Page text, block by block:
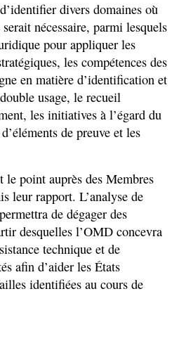
divers domaines où
nécessaire, parmi lesquels
pour appliquer les
les compétences des
en matière d’identification et
usage, le recueil
les initiatives à l’égard du
de preuve et les
point auprès des Membres
leur rapport. L’analyse de
de dégager des
desquelles l’OMD concevra
technique et de
afin d’aider les États
identifiées au cours de